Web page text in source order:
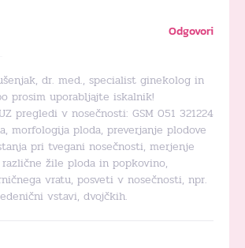
Odgovori
dr. med., specialist ginekolog in
prosim uporabljajte iskalnik!
pregledi v nosečnosti: GSM 051 321224
morfologija ploda, preverjanje plodove
pri tvegani nosečnosti, merjenje
žile ploda in popkovino,
vratu, posveti v nosečnosti, npr.
vstavi, dvojčkih.